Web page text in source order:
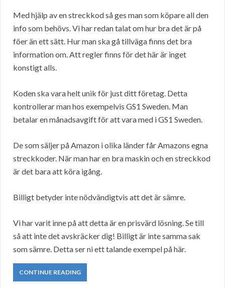
Med hjälp av en streckkod så ges man som köpare all den
info som behövs. Vi har redan talat om hur bra det är på
föer än ett sätt. Hur man ska gå tillväga finns det bra
information om. Att regler finns för det här är inget
konstigt alls.
Koden ska vara helt unik för just ditt företag. Detta
kontrollerar man hos exempelvis GS1 Sweden. Man
betalar en månadsavgift för att vara med i GS1 Sweden.
De som säljer på Amazon i olika länder får Amazons egna
streckkoder. När man har en bra maskin och en streckkod
är det bara att köra igång.
Billigt betyder inte nödvändigtvis att det är sämre.
Vi har varit inne på att detta är en prisvärd lösning. Se till
så att inte det avskräcker dig! Billigt är inte samma sak
som sämre. Detta ser ni ett talande exempel på här.
CONTINUE READING